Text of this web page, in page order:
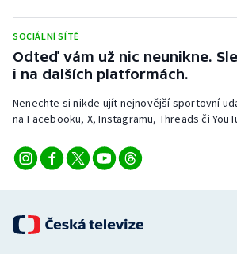
Stolní tenis
Triatlon
Veslování
Vodní slalom
Ostatní
SOCIÁLNÍ SÍTĚ
Odteď vám už nic neunikne.
i na dalších platformách.
Nenechte si nikde ujít nejnovější sportovní
na Facebooku, X, Instagramu, Threads či